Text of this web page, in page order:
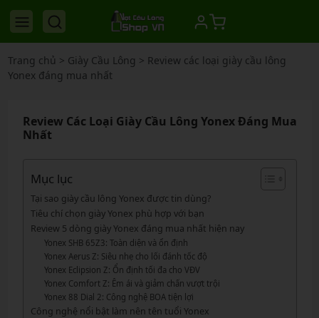
Trang chủ > Giày Cầu Lông > Review các loại giày cầu lông
Yonex đáng mua nhất
Review Các Loại Giày Cầu Lông Yonex Đáng Mua
Nhất
Mục lục
Tại sao giày cầu lông Yonex được tin dùng?
Tiêu chí chọn giày Yonex phù hợp với bạn
Review 5 dòng giày Yonex đáng mua nhất hiện nay
Yonex SHB 65Z3: Toàn diện và ổn định
Yonex Aerus Z: Siêu nhẹ cho lối đánh tốc độ
Yonex Eclipsion Z: Ổn định tối đa cho VĐV
Yonex Comfort Z: Êm ái và giảm chấn vượt trội
Yonex 88 Dial 2: Công nghệ BOA tiện lợi
Công nghệ nổi bật làm nên tên tuổi Yonex